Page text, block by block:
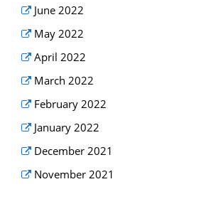
June 2022
May 2022
April 2022
March 2022
February 2022
January 2022
December 2021
November 2021